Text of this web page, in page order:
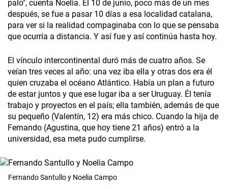
palo", cuenta Noelia. El 10 de junio, poco más de un mes
después, se fue a pasar 10 días a esa localidad catalana,
para ver si la realidad compaginaba con lo que se pensaba
que ocurría a distancia. Y así fue y así continúa hasta hoy.
El vínculo intercontinental duró más de cuatro años. Se
veían tres veces al año: una vez iba ella y otras dos era él
quien cruzaba el océano Atlántico. Había un plan a futuro
de estar juntos y que ese lugar iba a ser Uruguay. Él tenía
trabajo y proyectos en el país; ella también, además de que
su pequeño (Valentín, 12) era más chico. Cuando la hija de
Fernando (Agustina, que hoy tiene 21 años) entró a la
universidad, esa meta pudo cumplirse.
Fernando Santullo y Noelia Campo